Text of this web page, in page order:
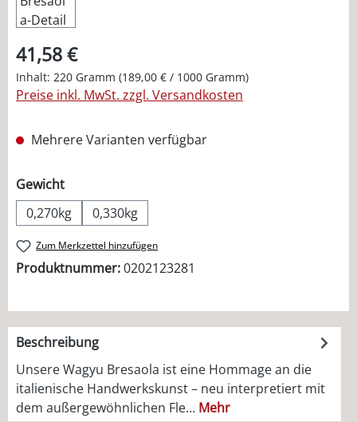
41,58 €
Inhalt: 220 Gramm (189,00 € / 1000 Gramm)
Preise inkl. MwSt. zzgl. Versandkosten
Mehrere Varianten verfügbar
Gewichtauswählen
0,270kg
0,330kg
Zum Merkzettel hinzufügen
Produktnummer:0202123281
Beschreibung
Unsere Wagyu Bresaola ist eine Hommage an die
italienische Handwerkskunst – neu interpretiert mit
dem außergewöhnlichen Fle… Mehr